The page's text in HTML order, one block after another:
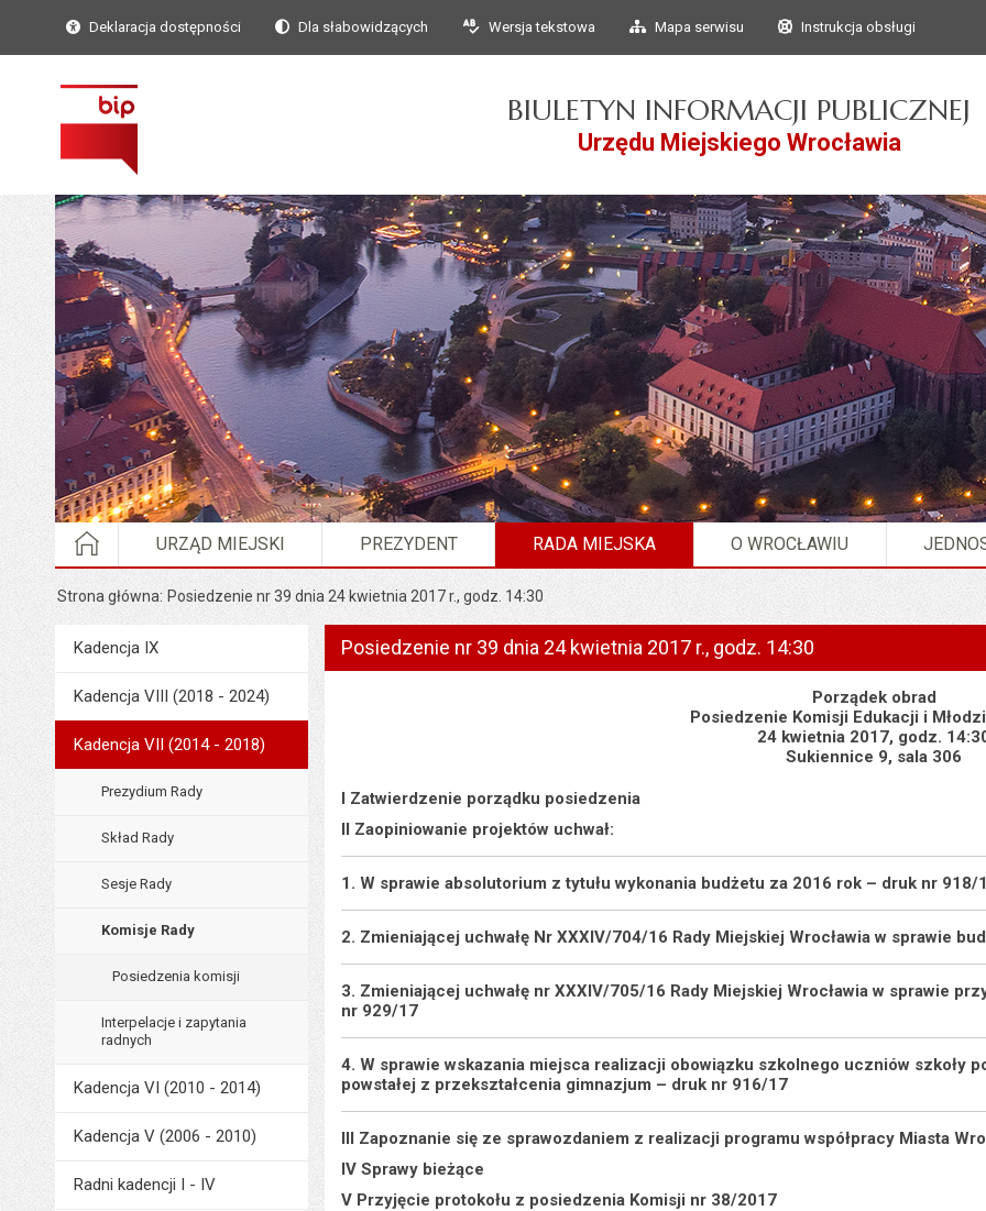
Przejdź do głównego
Przejdź do treści
Deklaracja dostępności Dla słabowidzących Wersja tekstowa Mapa serwisu Instrukcja obsługi
BIULETYN INFORMACJI PUBLICZNEJ
Urzędu Miejskiego Wrocławia
STRONA GŁÓWNA
URZĄD MIEJSKI PREZYDENT RADA MIEJSKA O WROCŁAWIU
Strona główna Posiedzenie nr 39 dnia 24 kwietnia 2017 r., godz. 14:30
MenuRada Miejska
Kadencja IX
Kadencja VIII (2018 - 2024)
Kadencja VII (2014 - 2018)
Prezydium Rady
Skład Rady
Sesje Rady
Komisje Rady
Posiedzenia komisji
Interpelacje i zapytania
radnych
Kadencja VI (2010 - 2014)
Kadencja V (2006 - 2010)
Radni kadencji I - IV
Posiedzenie nr 39 dnia 24 kwietnia 2017 r., godz. 14:30
Porządek obrad
Posiedzenie Komisji Edukacji i
24 kwietnia 2017, godz.
Sukiennice 9, sala 306
I Zatwierdzenie porządku posiedzenia
II Zaopiniowanie projektów uchwał:
1. W sprawie absolutorium z tytułu wykonania budżetu za 2016 rok – druk nr 918/
2. Zmieniającej uchwałę Nr XXXIV/704/16 Rady Miejskiej Wrocławia w sprawie
3. Zmieniającej uchwałę nr XXXIV/705/16 Rady Miejskiej Wrocławia w sprawie
nr 929/17
4. W sprawie wskazania miejsca realizacji obowiązku szkolnego uczniów szkoły
powstałej z przekształcenia gimnazjum – druk nr 916/17
III Zapoznanie się ze sprawozdaniem z realizacji programu współpracy Miasta
IV Sprawy bieżące
V Przyjęcie protokołu z posiedzenia Komisji nr 38/2017